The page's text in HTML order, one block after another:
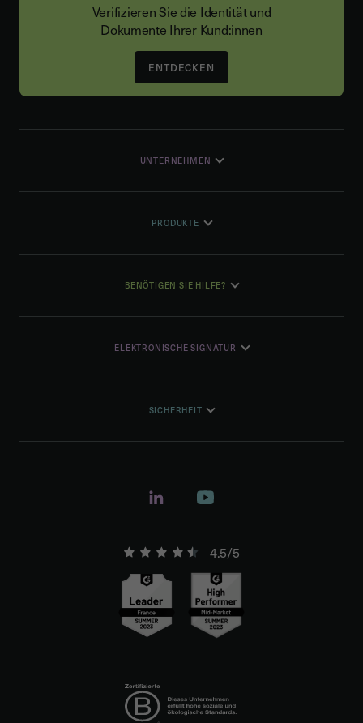
Verifizieren Sie die Identität und
Dokumente Ihrer Kund:innen
ENTDECKEN
UNTERNEHMEN
PRODUKTE
BENÖTIGEN SIE HILFE?
ELEKTRONISCHE SIGNATUR
SICHERHEIT
4.5/5